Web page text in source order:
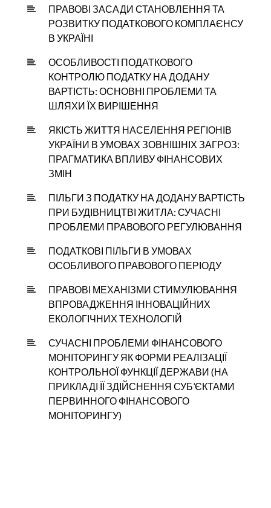
ПРАВОВІ ЗАСАДИ СТАНОВЛЕННЯ ТА
РОЗВИТКУ ПОДАТКОВОГО КОМПЛАЄНСУ
В УКРАЇНІ
ОСОБЛИВОСТІ ПОДАТКОВОГО
КОНТРОЛЮ ПОДАТКУ НА ДОДАНУ
ВАРТІСТЬ: ОСНОВНІ ПРОБЛЕМИ ТА
ШЛЯХИ ЇХ ВИРІШЕННЯ
ЯКІСТЬ ЖИТТЯ НАСЕЛЕННЯ РЕГІОНІВ
УКРАЇНИ В УМОВАХ ЗОВНІШНІХ ЗАГРОЗ:
ПРАГМАТИКА ВПЛИВУ ФІНАНСОВИХ
ЗМІН
ПІЛЬГИ З ПОДАТКУ НА ДОДАНУ ВАРТІСТЬ
ПРИ БУДІВНИЦТВІ ЖИТЛА: СУЧАСНІ
ПРОБЛЕМИ ПРАВОВОГО РЕГУЛЮВАННЯ
ПОДАТКОВІ ПІЛЬГИ В УМОВАХ
ОСОБЛИВОГО ПРАВОВОГО ПЕРІОДУ
ПРАВОВІ МЕХАНІЗМИ СТИМУЛЮВАННЯ
ВПРОВАДЖЕННЯ ІННОВАЦІЙНИХ
ЕКОЛОГІЧНИХ ТЕХНОЛОГІЙ
СУЧАСНІ ПРОБЛЕМИ ФІНАНСОВОГО
МОНІТОРИНГУ ЯК ФОРМИ РЕАЛІЗАЦІЇ
КОНТРОЛЬНОЇ ФУНКЦІЇ ДЕРЖАВИ (НА
ПРИКЛАДІ ЇЇ ЗДІЙСНЕННЯ СУБ’ЄКТАМИ
ПЕРВИННОГО ФІНАНСОВОГО
МОНІТОРИНГУ)